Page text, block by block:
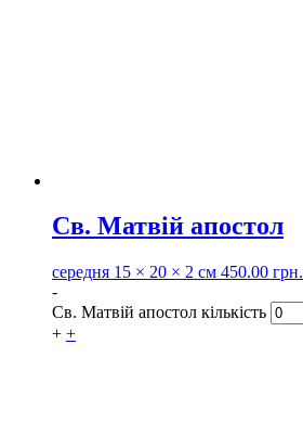
Св. Матвій апостол
середня 15 × 20 × 2 см 450.00 грн.
-
Св. Матвій апостол кількість
+ +